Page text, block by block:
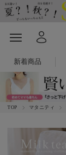
新着商品
TOP マタニティ